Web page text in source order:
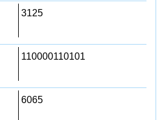
3125
110000110101
6065